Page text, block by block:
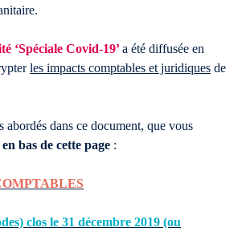
‘Spéciale Covid-19’a été diffusée en
les impacts comptables et juridiques de
abordés dans ce document, que vous
bas de cette page :
clos le 31 décembre 2019 (ou